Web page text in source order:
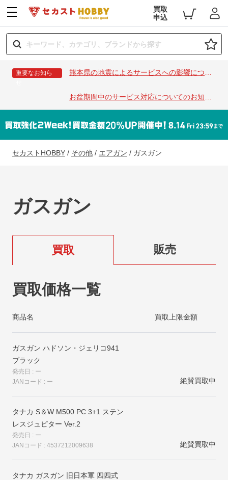
買取
申込
重要なお知ら
熊本県の地震によるサービスへの影響につい
て
お盆期間中のサービス対応についてのお知ら
せ
セカストHOBBY / その他 / エアガン / ガスガン
ガスガン
買取 販売
買取価格一覧
商品名 買取上限金額
ガスガン ハドソン・ジェリコ941
ブラック
発売日 : ー
JANコード : ー
絶賛買取中
タナカ S＆W M500 PC 3+1 ステン
レスジュピター Ver.2
発売日 : ー
JANコード : 4537212009638
絶賛買取中
タナカ ガスガン 旧日本軍 四四式